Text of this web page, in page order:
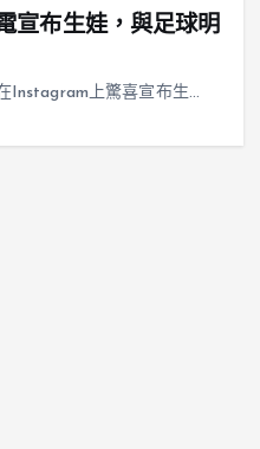
宣布生娃，與足球明
Instagram上驚喜宣布生…